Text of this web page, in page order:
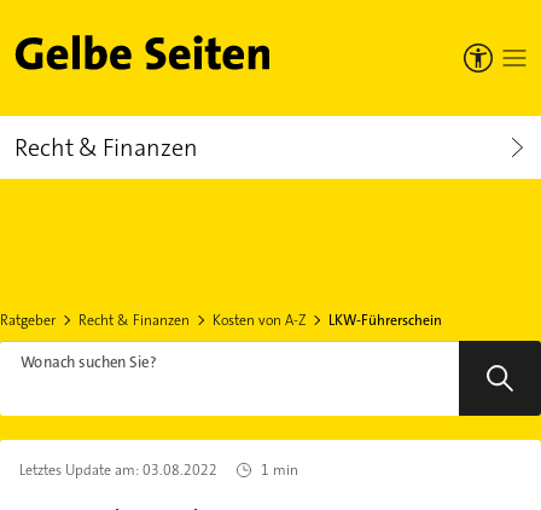
Gelbe Seiten
Recht & Finanzen
Ratgeber Recht & Finanzen Kosten von A-Z LKW-Führerschein
Wonach suchen Sie?
Letztes Update am:03.08.2022 1 min